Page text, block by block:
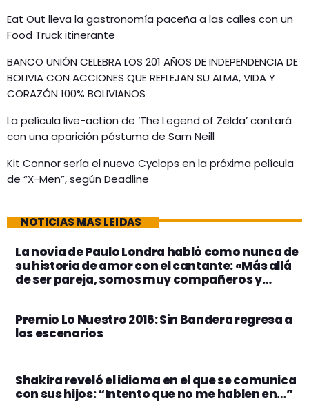
Eat Out lleva la gastronomía paceña a las calles con un
Food Truck itinerante
BANCO UNIÓN CELEBRA LOS 201 AÑOS DE INDEPENDENCIA DE
BOLIVIA CON ACCIONES QUE REFLEJAN SU ALMA, VIDA Y
CORAZÓN 100% BOLIVIANOS
La película live-action de ‘The Legend of Zelda’ contará
con una aparición póstuma de Sam Neill
Kit Connor sería el nuevo Cyclops en la próxima película
de “X-Men”, según Deadline
NOTICIAS MÁS LEÍDAS
La novia de Paulo Londra habló como nunca de
su historia de amor con el cantante: «Más allá
de ser pareja, somos muy compañeros y
Premio Lo Nuestro 2016: Sin Bandera regresa a
los escenarios
Shakira reveló el idioma en el que se comunica
con sus hijos: “Intento que no me hablen en…”